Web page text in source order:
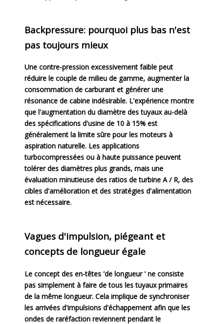
Backpressure: pourquoi plus bas n'est
pas toujours mieux
Une contre-pression excessivement faible peut
réduire le couple de milieu de gamme, augmenter la
consommation de carburant et générer une
résonance de cabine indésirable. L'expérience montre
que l'augmentation du diamètre des tuyaux au-delà
des spécifications d'usine de 10 à 15% est
généralement la limite sûre pour les moteurs à
aspiration naturelle. Les applications
turbocompressées ou à haute puissance peuvent
tolérer des diamètres plus grands, mais une
évaluation minutieuse des ratios de turbine A / R, des
cibles d'amélioration et des stratégies d'alimentation
est nécessaire.
Vagues d'impulsion, piégeant et
concepts de longueur égale
Le concept des en-têtes 'de longueur ' ne consiste
pas simplement à faire de tous les tuyaux primaires
de la même longueur. Cela implique de synchroniser
les arrivées d'impulsions d'échappement afin que les
ondes de raréfaction reviennent pendant le